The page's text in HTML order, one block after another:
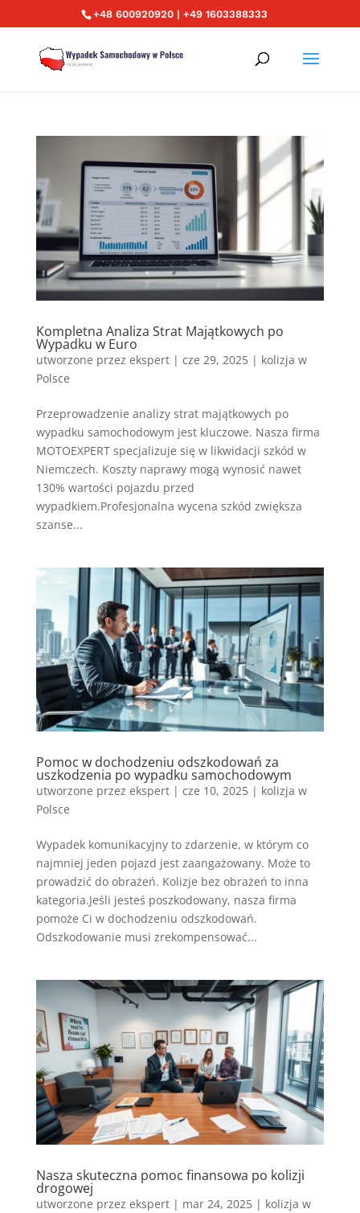
+48 600920920 | +49 1603388333
Kompletna Analiza Strat Majątkowych po
Wypadku w Euro
utworzone przez ekspert| cze 29, 2025| kolizja w
Polsce
Przeprowadzenie analizy strat majątkowych po
wypadku samochodowym jest kluczowe. Nasza firma
MOTOEXPERT specjalizuje się w likwidacji szkód w
Niemczech. Koszty naprawy mogą wynosić nawet
130% wartości pojazdu przed
wypadkiem.Profesjonalna wycena szkód zwiększa
szanse...
Pomoc w dochodzeniu odszkodowań za
uszkodzenia po wypadku samochodowym
utworzone przez ekspert| cze 10, 2025| kolizja w
Polsce
Wypadek komunikacyjny to zdarzenie, w którym co
najmniej jeden pojazd jest zaangażowany. Może to
prowadzić do obrażeń. Kolizje bez obrażeń to inna
kategoria.Jeśli jesteś poszkodowany, nasza firma
pomoże Ci w dochodzeniu odszkodowań.
Odszkodowanie musi zrekompensować...
Nasza skuteczna pomoc finansowa po kolizji
drogowej
utworzone przez ekspert| mar 24, 2025| kolizja w